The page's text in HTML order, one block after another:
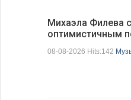
Михаэла Филева
оптимистичным
08-08-2026 Hits:142